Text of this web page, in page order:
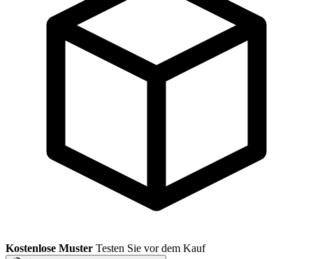
Kostenlose Muster Testen Sie vor dem Kauf